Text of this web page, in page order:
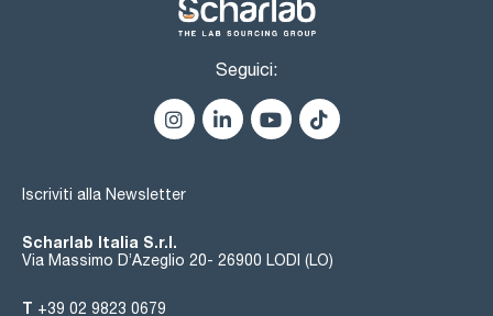
heavy metals (as Pb): max. 0,001 %
magnesium (Mg): max. 0,005 %
potassium (K): max. 0,05 %
sodium (Na): max. 0,01 %
non precipitable by NH4OH (as SO4): max. 0,5 %
Seguici:
Iscriviti alla Newsletter
Scharlab Italia S.r.l.
Via Massimo D’Azeglio 20- 26900 LODI (LO)
T +39 02 9823 0679